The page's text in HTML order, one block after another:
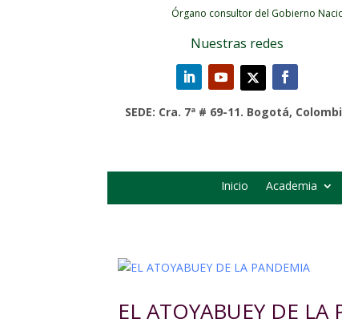
Órgano consultor del Gobierno
Nuestras redes
SEDE: Cra. 7ª # 69-11. Bogotá,
Inicio Academia
EL ATOYABUEY DE LA